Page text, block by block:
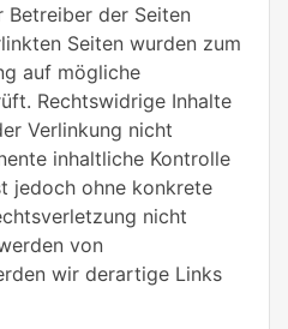
der Seiten
Seiten wurden zum
auf mögliche
Rechtswidrige Inhalte
Verlinkung nicht
inhaltliche Kontrolle
jedoch ohne konkrete
nicht
von
wir derartige Links